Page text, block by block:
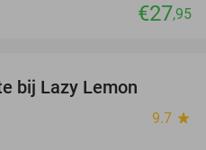
€27,95
bij Lazy Lemon
9.7 star